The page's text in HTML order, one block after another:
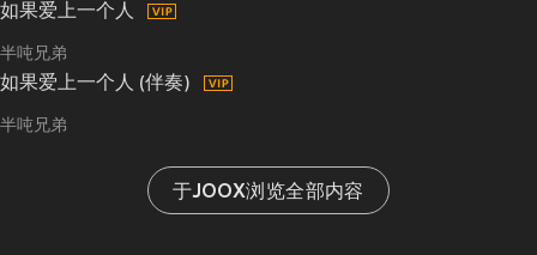
如果爱上一个人
半吨兄弟
如果爱上一个人 (伴奏)
半吨兄弟
于JOOX浏览全部内容